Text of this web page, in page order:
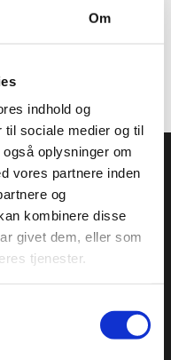
Om
indhold og
til sociale medier og til
oplysninger om
vores partnere inden
og
kombinere disse
givet dem, eller som
tjenester.
af
Konfekture, Hotel &